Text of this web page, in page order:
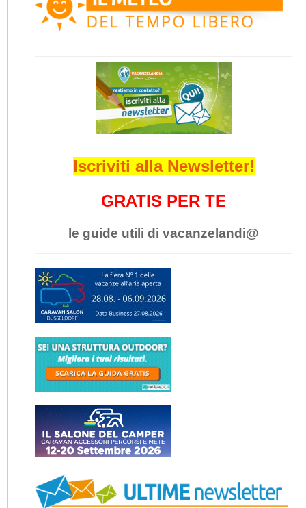
Iscriviti alla Newsletter!
GRATIS PER TE
le guide utili di vacanzelandi@